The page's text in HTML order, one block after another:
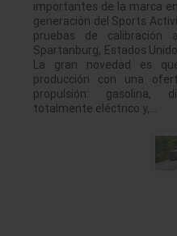
importantes de la marca
generación del Sports
pruebas de
Spartanburg, Estados
La gran novedad es
producción con una
propulsión: gasolina,
totalmente eléctrico y,…